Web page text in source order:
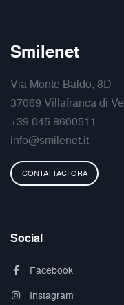
Smilenet
Via Monte Baldo, 8D
37069 Villafranca di
+39 045 8600511
info@smilenet.it
CONTATTACI ORA
Social
Facebook
Instagram